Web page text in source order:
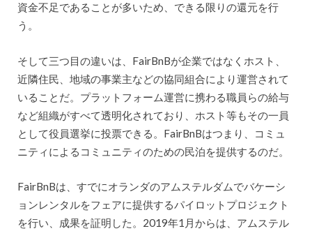
資金不足であることが多いため、できる限りの還元を行
う。
そして三つ目の違いは、FairBnBが企業ではなくホスト、
近隣住民、地域の事業主などの協同組合により運営されて
いることだ。プラットフォーム運営に携わる職員らの給与
など組織がすべて透明化されており、ホスト等もその一員
として役員選挙に投票できる。FairBnBはつまり、コミュ
ニティによるコミュニティのための民泊を提供するのだ。
FairBnBは、すでにオランダのアムステルダムでバケーシ
ョンレンタルをフェアに提供するパイロットプロジェクト
を行い、成果を証明した。2019年1月からは、アムステル